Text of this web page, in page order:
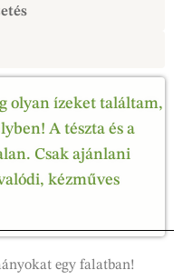
olyan ízeket találtam,
A tészta és a
Csak ajánlani
kézműves
egy falatban!